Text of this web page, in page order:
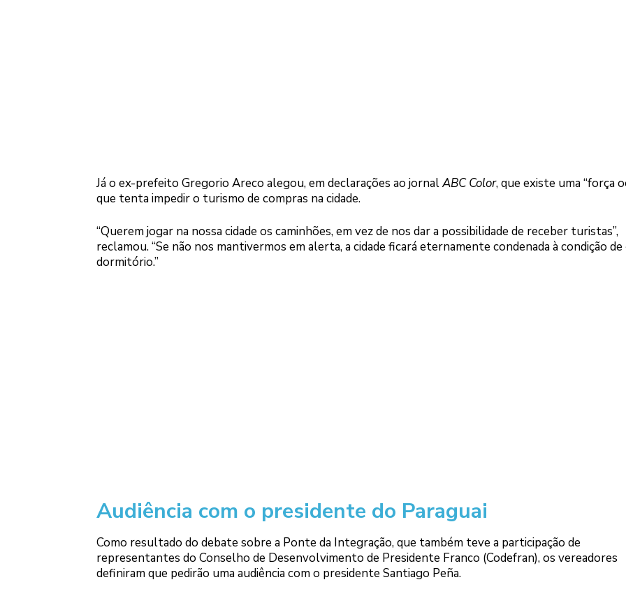
Já o ex-prefeito Gregorio Areco alegou, em declarações ao jornalABC Color, que existe uma “força
que tenta impedir o turismo de compras na cidade.
“Querem jogar na nossa cidade os caminhões, em vez de nos dar a possibilidade de receber turistas”,
reclamou. “Se não nos mantivermos em alerta, a cidade ficará eternamente condenada à condição de
dormitório.”
Audiência com o presidente do Paraguai
Como resultado do debate sobre a Ponte da Integração, que também teve a participação de
representantes do Conselho de Desenvolvimento de Presidente Franco (Codefran), os vereadores
definiram que pedirão uma audiência com o presidente Santiago Peña.